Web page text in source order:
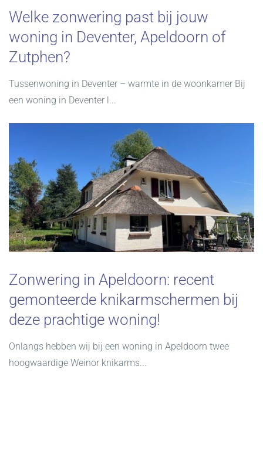
Welke zonwering past bij jouw
woning in Deventer, Apeldoorn of
Zutphen?
Tussenwoning in Deventer – warmte in de woonkamer Bij
een woning in Deventer l...
Zonwering in Apeldoorn: recent
gemonteerde knikarmschermen bij
deze prachtige woning!
Onlangs hebben wij bij een woning in Apeldoorn twee
hoogwaardige Weinor knikarms...